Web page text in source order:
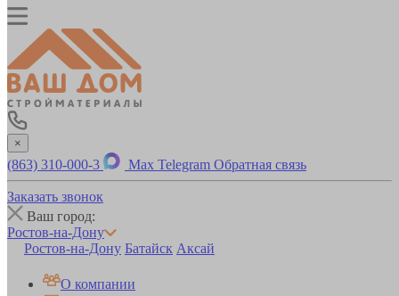
×
(863) 310-000-3 Max Telegram Обратная связь
Заказать звонок
Ваш город:
Ростов-на-Дону
Ростов-на-Дону Батайск Аксай
О компании